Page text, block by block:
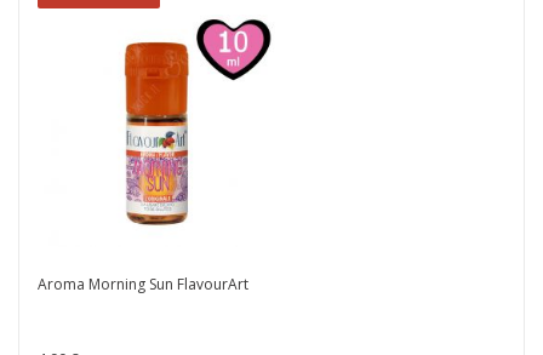
Aroma Morning Sun FlavourArt